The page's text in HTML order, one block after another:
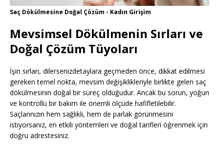
Saç Dökülmesine Doğal Çözüm - Kadın Girişim
Mevsimsel Dökülmenin Sırları ve
Doğal Çözüm Tüyoları
İşin sırları, dilersenizdetaylara geçmeden önce, dikkat edilmesi
gereken temel nokta, mevsim değişiklikleriyle birlikte gelen saç
dökülmesinin doğal bir süreç olduğudur. Ancak bu sorun, yoğun
ve kontrollü bir bakım ile önemli ölçüde hafifletilebilir.
Saçlarınızın hem sağlıklı, hem de parlak görünmesini
istiyorsanız, en etkili yöntemleri ve doğal tarifleri öğrenmek için
doğru adrestesiniz.